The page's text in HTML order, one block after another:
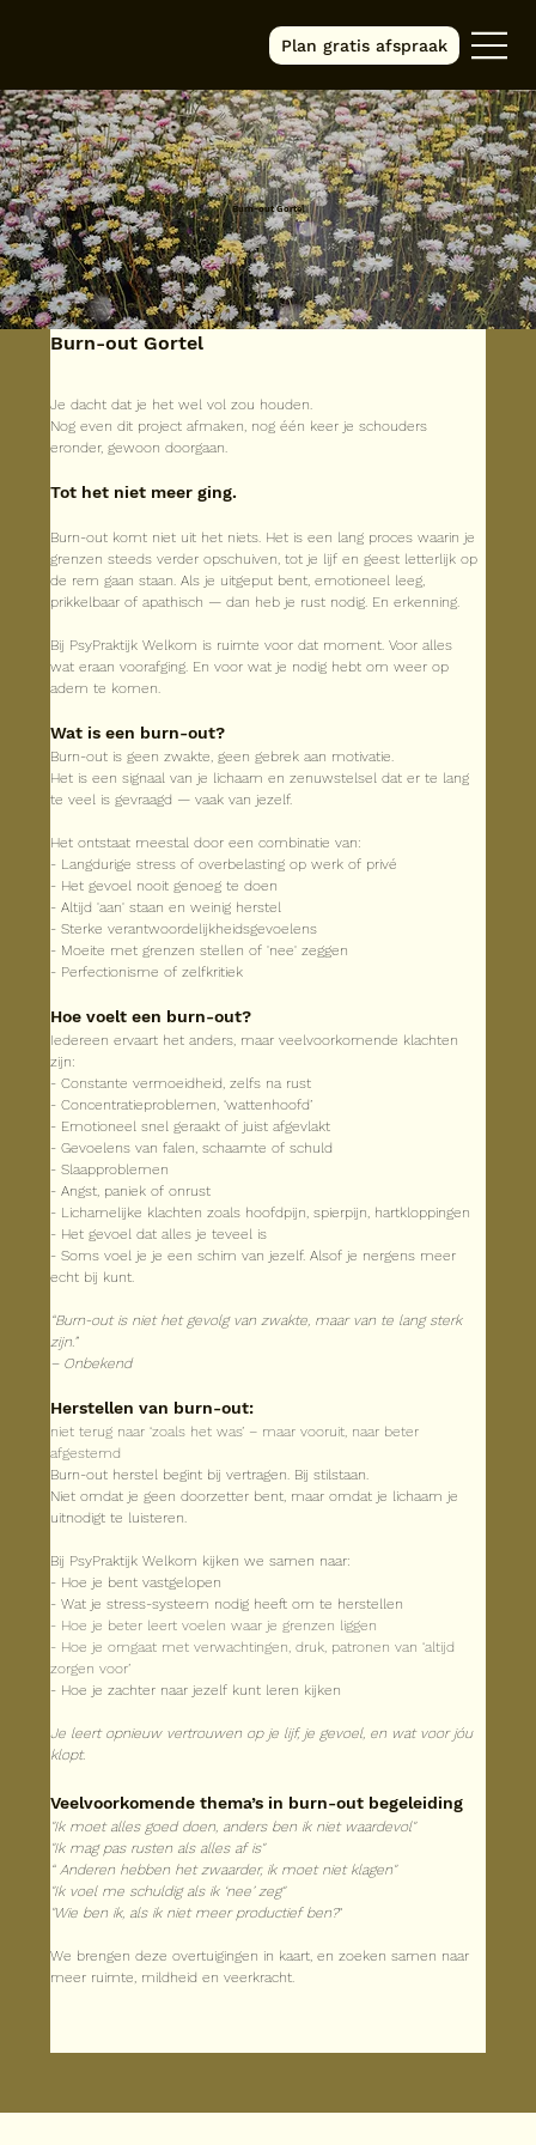
Plan gratis afspraak
Burn-out Gortel
Burn-out Gortel
Je dacht dat je het wel vol zou houden.
Nog even dit project afmaken, nog één keer je schouders
eronder, gewoon doorgaan.
Tot het niet meer ging.
Burn-out komt niet uit het niets. Het is een lang proces waarin je
grenzen steeds verder opschuiven, tot je lijf en geest letterlijk op
de rem gaan staan. Als je uitgeput bent, emotioneel leeg,
prikkelbaar of apathisch — dan heb je rust nodig. En erkenning.
Bij PsyPraktijk Welkom is ruimte voor dat moment. Voor alles
wat eraan voorafging. En voor wat je nodig hebt om weer op
adem te komen.
Wat is een burn-out?
Burn-out is geen zwakte, geen gebrek aan motivatie.
Het is een signaal van je lichaam en zenuwstelsel dat er te lang
te veel is gevraagd — vaak van jezelf.
Het ontstaat meestal door een combinatie van:
- Langdurige stress of overbelasting op werk of privé
- Het gevoel nooit genoeg te doen
- Altijd 'aan' staan en weinig herstel
- Sterke verantwoordelijkheidsgevoelens
- Moeite met grenzen stellen of 'nee' zeggen
- Perfectionisme of zelfkritiek
Hoe voelt een burn-out?
Iedereen ervaart het anders, maar veelvoorkomende klachten
zijn:
- Constante vermoeidheid, zelfs na rust
- Concentratieproblemen, ‘wattenhoofd’
- Emotioneel snel geraakt of juist afgevlakt
- Gevoelens van falen, schaamte of schuld
- Slaapproblemen
- Angst, paniek of onrust
- Lichamelijke klachten zoals hoofdpijn, spierpijn, hartkloppingen
- Het gevoel dat alles je teveel is
- Soms voel je je een schim van jezelf. Alsof je nergens meer
echt bij kunt.
“Burn-out is niet het gevolg van zwakte, maar van te lang sterk
zijn.”
– Onbekend
Herstellen van burn-out:
niet terug naar ‘zoals het was’ – maar vooruit, naar beter
afgestemd
Burn-out herstel begint bij vertragen. Bij stilstaan.
Niet omdat je geen doorzetter bent, maar omdat je lichaam je
uitnodigt te luisteren.
Bij PsyPraktijk Welkom kijken we samen naar:
- Hoe je bent vastgelopen
- Wat je stress-systeem nodig heeft om te herstellen
- Hoe je beter leert voelen waar je grenzen liggen
- Hoe je omgaat met verwachtingen, druk, patronen van ‘altijd
zorgen voor’
- Hoe je zachter naar jezelf kunt leren kijken
Je leert opnieuw vertrouwen op je lijf, je gevoel, en wat voor jóu
klopt.
Veelvoorkomende thema’s in burn-out begeleiding
"Ik moet alles goed doen, anders ben ik niet waardevol"
"Ik mag pas rusten als alles af is"
“ Anderen hebben het zwaarder, ik moet niet klagen"
"Ik voel me schuldig als ik ‘nee’ zeg"
"Wie ben ik, als ik niet meer productief ben?"
We brengen deze overtuigingen in kaart, en zoeken samen naar
meer ruimte, mildheid en veerkracht.